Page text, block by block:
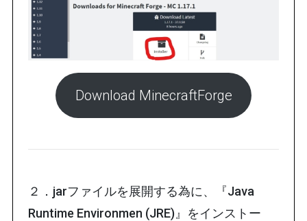
Download MinecraftForge
２．jarファイルを展開する為に、『Java
Runtime Environmen (JRE) 』 をインストー